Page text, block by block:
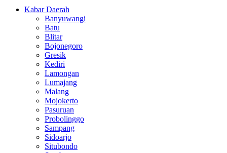
Kabar Daerah
Banyuwangi
Batu
Blitar
Bojonegoro
Gresik
Kediri
Lamongan
Lumajang
Malang
Mojokerto
Pasuruan
Probolinggo
Sampang
Sidoarjo
Situbondo